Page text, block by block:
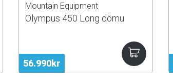
56.990kr
Mountain Equipment
Olympus 450 Long dömu